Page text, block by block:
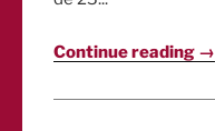
Continue reading →